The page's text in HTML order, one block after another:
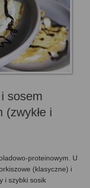
sosem
(zwykłe i
proteinowym. U
(klasyczne) i
i szybki sosik